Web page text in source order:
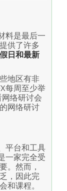
料是最后一
供了许多
日和最新
地区有非
每周至少举
络研讨会
网络研讨
平台和工具
一家完全受
。然而，
，因此完
和课程。